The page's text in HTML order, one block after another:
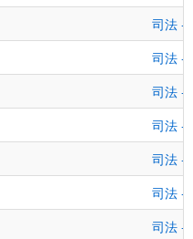
司法 -
司法 -
司法 -
司法 -
司法 -
司法 -
司法 -